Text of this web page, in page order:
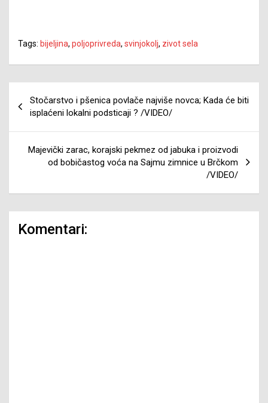
Tags: bijeljina, poljoprivreda, svinjokolj, zivot sela
članaka
Stočarstvo i pšenica povlače najviše novca; Kada će biti
isplaćeni lokalni podsticaji ? /VIDEO/
Majevički zarac, korajski pekmez od jabuka i proizvodi
od bobičastog voća na Sajmu zimnice u Brčkom
/VIDEO/
Komentari: